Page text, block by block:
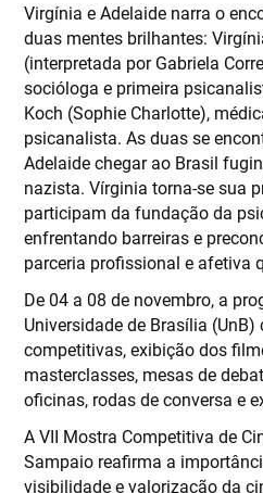
Virgínia e Adelaide narra o
duas mentes brilhantes:
(interpretada por Gabriela
socióloga e primeira
Koch (Sophie Charlotte),
psicanalista. As duas se
Adelaide chegar ao Brasil
nazista. Vírginia torna-se sua
participam da fundação da
enfrentando barreiras e
parceria profissional e afetiva
De 04 a 08 de novembro, a
Universidade de Brasília
competitivas, exibição dos
masterclasses, mesas de
oficinas, rodas de conversa e
A VII Mostra Competitiva de
Sampaio reafirma a
visibilidade e valorização da